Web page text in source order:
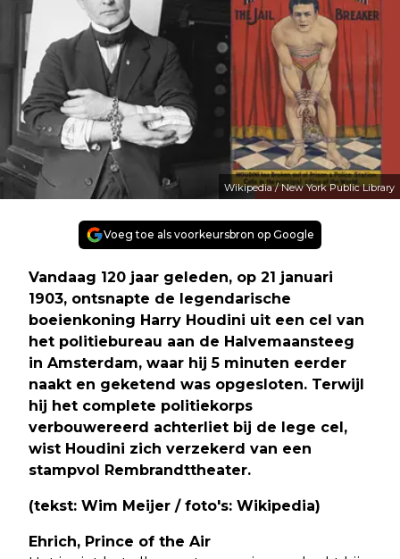
Wikipedia / New York Public Library
Voeg toe als voorkeursbron op Google
Vandaag 120 jaar geleden, op 21 januari
1903, ontsnapte de legendarische
boeienkoning Harry Houdini uit een cel van
het politiebureau aan de Halvemaansteeg
in Amsterdam, waar hij 5 minuten eerder
naakt en geketend was opgesloten. Terwijl
hij het complete politiekorps
verbouwereerd achterliet bij de lege cel,
wist Houdini zich verzekerd van een
stampvol Rembrandttheater.
(tekst: Wim Meijer / foto's: Wikipedia)
Ehrich, Prince of the Air